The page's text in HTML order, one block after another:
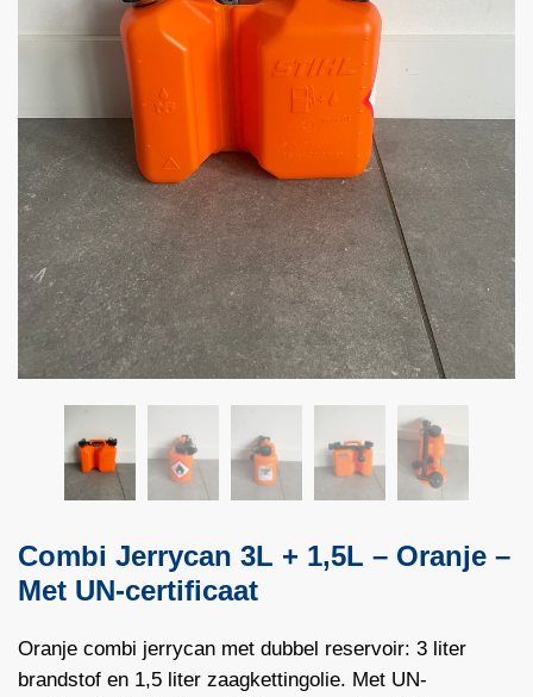
Combi Jerrycan 3L + 1,5L – Oranje –
Met UN-certificaat
Oranje combi jerrycan met dubbel reservoir: 3 liter
brandstof en 1,5 liter zaagkettingolie. Met UN-